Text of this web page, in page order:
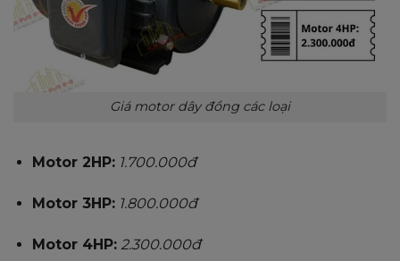
Giá motor dây đồng các loại
Motor 2HP: 1.700.000đ
Motor 3HP: 1.800.000đ
Motor 4HP: 2.300.000đ